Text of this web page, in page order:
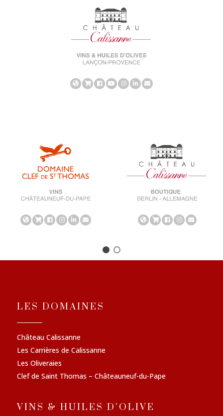
LES DOMAINES
Château Calissanne
Les Carrières de Calissanne
Les Oliveraies
Clef de Saint Thomas – Châteauneuf-du-Pape
VINS & HUILES D'OLIVE